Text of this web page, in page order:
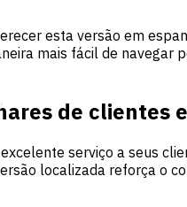
esta versão em
mais fácil de
de clientes
serviço a seus
localizada reforça o